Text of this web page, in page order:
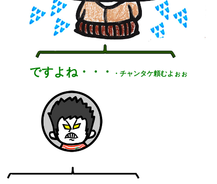
ですよね・・・ ・チャンタケ頼むよぉぉ